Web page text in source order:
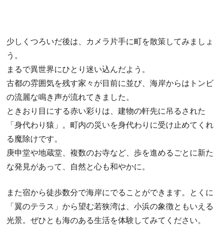
少しくつろいだ後は、カメラ片手に町を散策してみましょ
う。
まるで異世界にひとり迷い込んだよう。
古都の雰囲気を残す家々が目前に並び、海岸からはトンビ
の流麗な鳴き声が流れてきました。
ときおり目にする赤い彩りは、建物の軒先に吊るされた
「身代わり猿」。町内の災いを身代わりに受け止めてくれ
る魔除けです。
庚申堂や地蔵堂、複数のお寺など、歩を進めるごとに新た
な発見があって、自然と心も和やかに。
また宿から徒歩数分で海岸にでることができます。とくに
「翼のテラス」から望む若狭湾は、小浜の象徴ともいえる
光景。ぜひとも海のある生活を体験してみてください。